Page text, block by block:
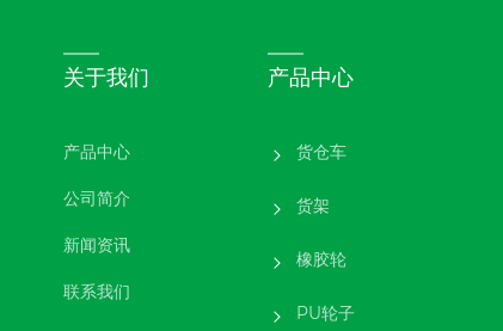
关于我们
产品中心
公司简介
新闻资讯
联系我们
产品中心
货仓车
货架
橡胶轮
PU轮子